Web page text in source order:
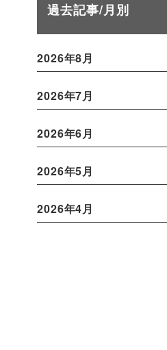
過去記事/月別
2026年8月
2026年7月
2026年6月
2026年5月
2026年4月